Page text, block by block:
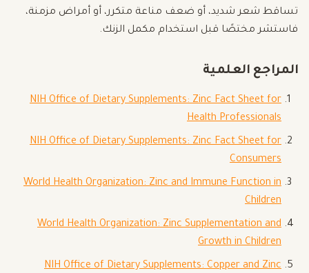
تساقط شعر شديد، أو ضعف مناعة متكرر، أو أمراض مزمنة،
فاستشر مختصًا قبل استخدام مكمل الزنك.
المراجع العلمية
NIH Office of Dietary Supplements: Zinc Fact Sheet for
Health Professionals
NIH Office of Dietary Supplements: Zinc Fact Sheet for
Consumers
World Health Organization: Zinc and Immune Function in
Children
World Health Organization: Zinc Supplementation and
Growth in Children
NIH Office of Dietary Supplements: Copper and Zinc